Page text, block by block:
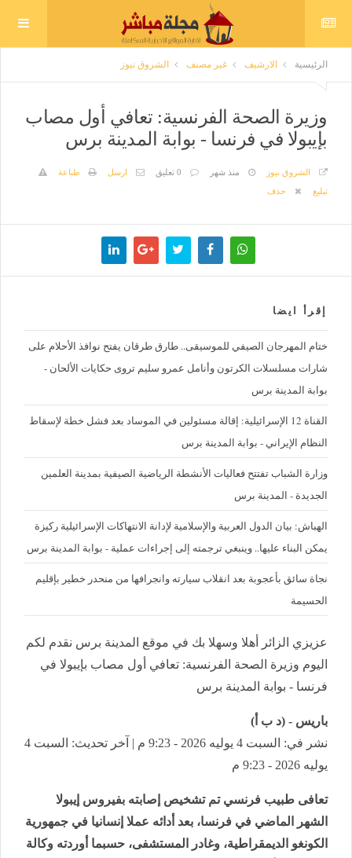
الرئيسية الارشيف غير مصنف الشروق نيوز
وزيرة الصحة الفرنسية: تعافي أول مصاب
بإيبولا في فرنسا - بوابة المدينة برس
الشروق نيوز منذ شهر 0 تعليق ارسل
طباعة
تبليغ
حذف
إقرأ ايضا
ختام المهرجان الصيفي للموسيقى.. طارق طرقان يفتح نوافذ الأحلام على
شارات مسلسلات الكرتون وأنامل عمرو سليم تروى حكايات الألحان -
بوابة المدينة برس
القناة 12 الإسرائيلية: إقالة مسئولين في الموساد بعد فشل خطة لإسقاط
النظام الإيراني - بوابة المدينة برس
وزارة الشباب تفتتح فعاليات الأنشطة الرياضية الصيفية بمدينة العلمين
الجديدة - المدينة برس
الهباش: بيان الدول العربية والإسلامية لإدانة الانتهاكات الإسرائيلية ركيزة
يمكن البناء عليها.. وينبغي ترجمته إلى إجراءات عملية - بوابة المدينة برس
نجاة سائق بأعجوبة بعد انقلاب سيارته وانجرافها من منحدر خطير بإقليم
الحسيمة
عزيزي الزائر أهلا وسهلا بك في موقع المدينة برس نقدم لكم
اليوم وزيرة الصحة الفرنسية: تعافي أول مصاب بإيبولا في
فرنسا - بوابة المدينة برس
باريس - (د ب أ)
نشر في: السبت 4 يوليه 2026 - 9:23 م | آخر تحديث: السبت 4
يوليه 2026 - 9:23 م
تعافى طبيب فرنسي تم تشخيص إصابته بفيروس إيبولا
الشهر الماضي في فرنسا، بعد أدائه عملا إنسانيا في جمهورية
الكونغو الديمقراطية، وغادر المستشفى، حسبما أوردته وكالة